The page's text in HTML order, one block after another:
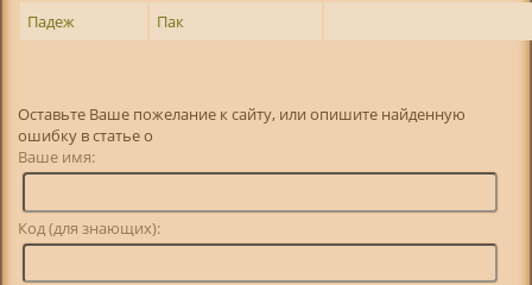
Падеж
Пак
Оставьте Ваше пожелание к сайту, или опишите найденную
ошибку в статье о
Ваше имя:
Код (для знающих):